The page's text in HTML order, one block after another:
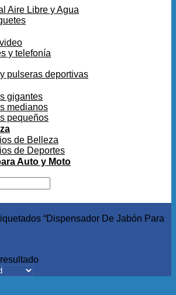
Aire Libre y Agua
y telefonía
pulseras deportivas
gigantes
medianos
pequeños
de Belleza
de Deportes
Auto y Moto
“Dispensador De Jabón Para